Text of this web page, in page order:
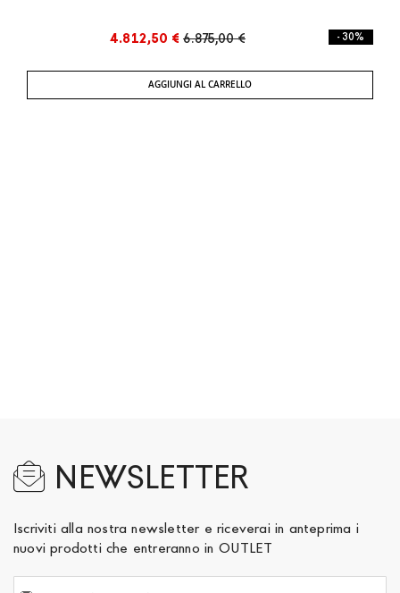
4.812,50 € 6.875,00 € - 30%
AGGIUNGI AL CARRELLO
NEWSLETTER
Iscriviti alla nostra newsletter e riceverai in anteprima i
nuovi prodotti che entreranno in OUTLET